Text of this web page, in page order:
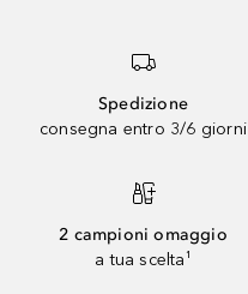
Spedizione
consegna entro 3/6 giorni
2 campioni omaggio
a tua scelta¹